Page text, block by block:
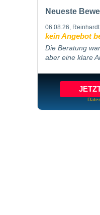
Neueste
06.08.26,
kein Angebot
Die Beratung
aber eine klare